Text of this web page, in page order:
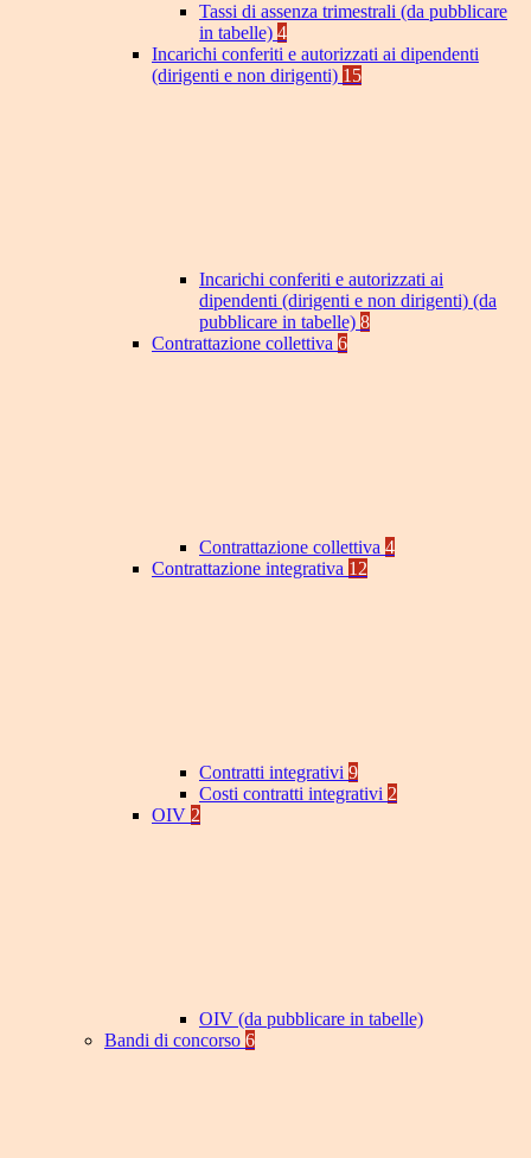
Tassi di assenza trimestrali (da pubblicare
in tabelle) 4
Incarichi conferiti e autorizzati ai dipendenti
(dirigenti e non dirigenti) 15
Incarichi conferiti e autorizzati ai
dipendenti (dirigenti e non dirigenti) (da
pubblicare in tabelle) 8
Contrattazione collettiva 6
Contrattazione collettiva 4
Contrattazione integrativa 12
Contratti integrativi 9
Costi contratti integrativi 2
OIV 2
OIV (da pubblicare in tabelle)
Bandi di concorso 6